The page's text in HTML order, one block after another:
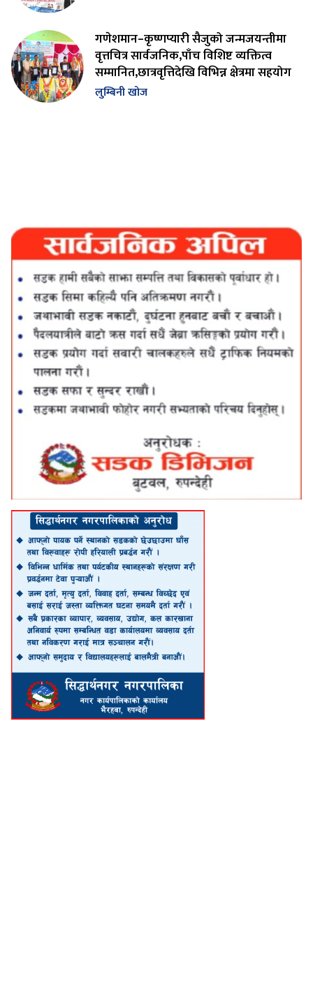
गणेशमान–कृष्णप्यारी सैजुको जन्मजयन्तीमा
वृत्तचित्र सार्वजनिक,पाँच विशिष्ट व्यक्तित्व
सम्मानित,छात्रवृत्तिदेखि विभिन्न क्षेत्रमा सहयोग
लुम्बिनी खोज